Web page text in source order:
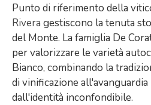
Punto di riferimento della
Rivera gestiscono la tenuta
del Monte. La famiglia De
per valorizzare le varietà
Bianco, combinando la
di vinificazione
dall'identità inconfondibile.